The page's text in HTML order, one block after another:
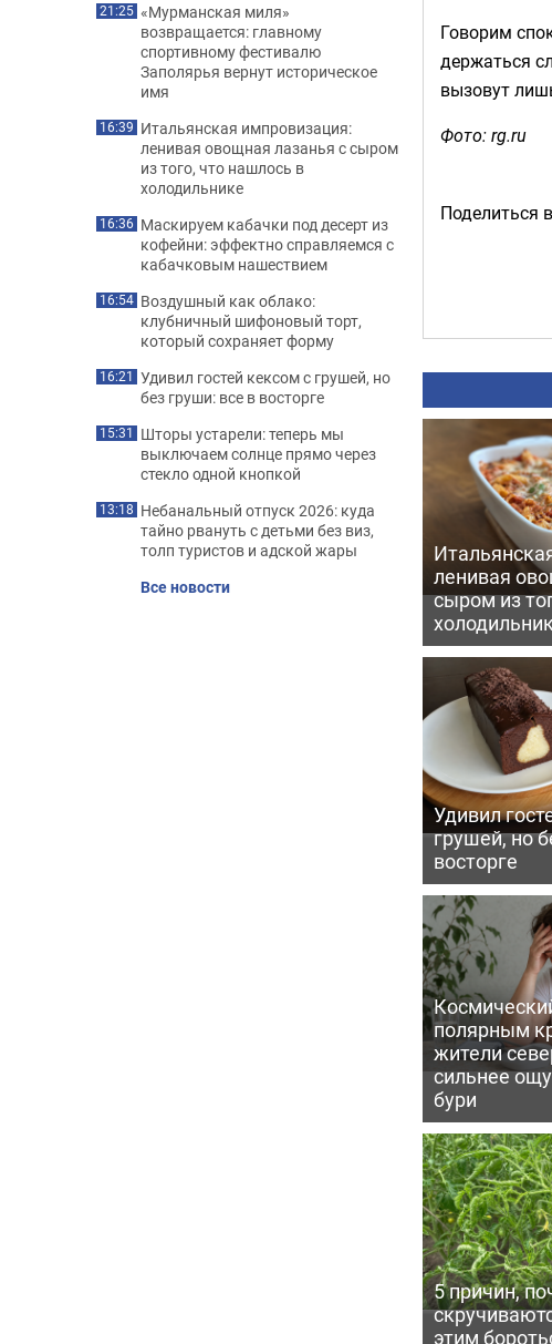
Говорим
держаться
вызовут
Фото: rg.ru
Поделиться
ленивая
сыром из
Удивил
грушей, но
восторге
полярным
жители
сильнее
бури
5 причин,
этим
21:25 «Мурманская миля»
возвращается: главному
спортивному фестивалю
Заполярья вернут историческое
имя
16:39 Итальянская импровизация:
ленивая овощная лазанья с сыром
из того, что нашлось в
холодильнике
16:36 Маскируем кабачки под десерт из
кофейни: эффектно справляемся с
кабачковым нашествием
16:54 Воздушный как облако:
клубничный шифоновый торт,
который сохраняет форму
16:21 Удивил гостей кексом с грушей, но
без груши: все в восторге
15:31 Шторы устарели: теперь мы
выключаем солнце прямо через
стекло одной кнопкой
13:18 Небанальный отпуск 2026: куда
тайно рвануть с детьми без виз,
толп туристов и адской жары
Все новости